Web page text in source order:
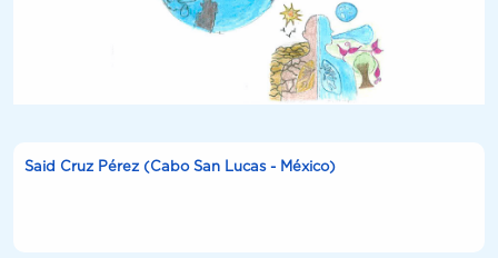
Said Cruz Pérez (Cabo San Lucas - México)